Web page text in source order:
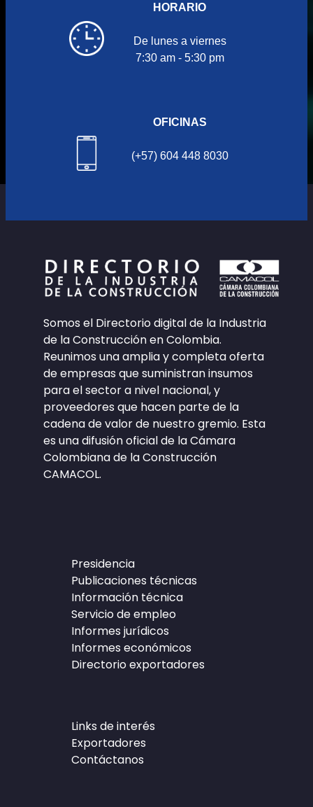
HORARIO
De lunes a viernes
7:30 am - 5:30 pm
OFICINAS
(+57) 604 448 8030
Somos el Directorio digital de la Industria
de la Construcción en Colombia.
Reunimos una amplia y completa oferta
de empresas que suministran insumos
para el sector a nivel nacional, y
proveedores que hacen parte de la
cadena de valor de nuestro gremio. Esta
es una difusión oficial de la Cámara
Colombiana de la Construcción
CAMACOL.
Presidencia
Publicaciones técnicas
Información técnica
Servicio de empleo
Informes jurídicos
Informes económicos
Directorio exportadores
Links de interés
Exportadores
Contáctanos